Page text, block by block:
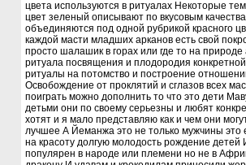
цвета используются в ритуалах Некоторые
цвет зеленый описывают по вкусовым
объединяются под одной рубрикой красного
каждой масти младших арканов есть свой
просто шалашик в горах или где то на
ритуала посвящения и плодородия
ритуалы на потомство и построение
Освобождение от проклятий и сглазов всех
поиграть можно дополнить то что это дети
детьми они по своему серьезны и любят
хотят и я мало представляю как и чем они
лучшее А Йеманжа это не только мужчины это
на красоту долгую молодость рождение
популярен в народе или племени но не в